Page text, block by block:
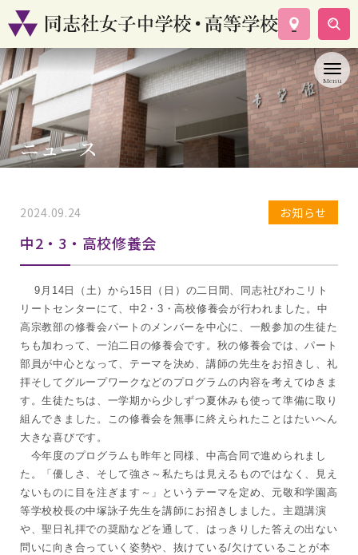
学校案内
コース紹介
学校生活
入試情報
資料請求
ニュース
2024.09.24 お知らせ
中2・3・高校修養会
9月14日（土）から15日（日）の二日間、同志社びわこリト
リートセンターにて、中2・3・高校修養会が行われました。中
高宗教部の修養会パートのメンバーを中心に、一般参加の生徒た
ちも加わって、一泊二日の修養会です。秋の修養会では、パート
部員が中心となって、テーマを決め、講師の先生をお招きし、礼
拝そしてグループワークなどのプログラムの内容を考えてゆきま
す。生徒たちは、一学期から少しずつ夏休みも使って準備に取り
組んできました。この修養会を無事に終えられたことはたいへん
大きな喜びです。
今年度のプログラムも昨年と同様、中高合同で進められまし
た。「優しさ、そして強さ～私たちは見えるものではなく、見え
ないものに目を注ぎます～」というテーマを定め、元敬和学園高
等学校校長の中塚詠子先生を講師にお招きしました。主題講演
や、聖日礼拝での奨励などを通して、はっきりした答えの出ない
問いに向き合っていく姿勢や、抜けている/欠けていることが本